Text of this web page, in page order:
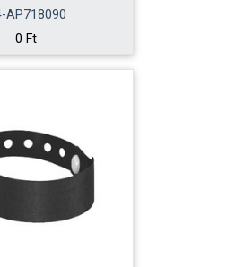
AP718090
0 Ft